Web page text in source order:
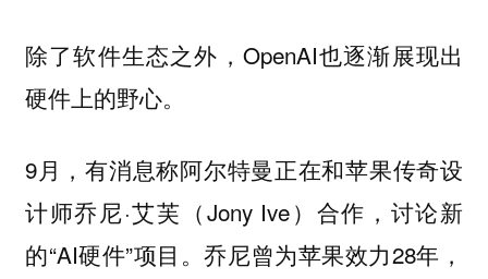
除了软件生态之外，OpenAI也逐渐展现出
硬件上的野心。
9月，有消息称阿尔特曼正在和苹果传奇设
计师乔尼·艾芙（Jony Ive）合作，讨论新
的“AI硬件”项目。乔尼曾为苹果效力28年，